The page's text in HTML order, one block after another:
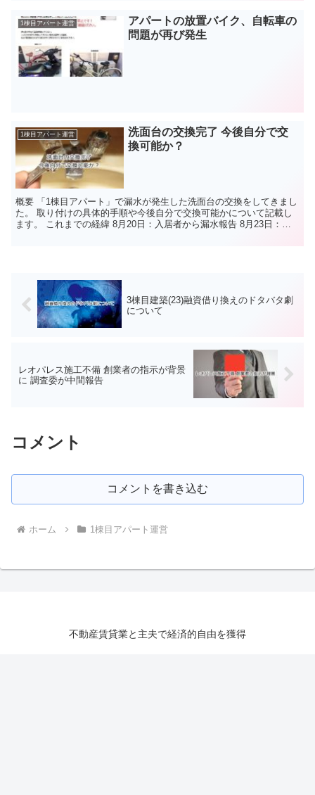
1棟目アパート運営
アパートの放置バイク、自転車の
問題が再び発生
1棟目アパート運営
洗面台の交換完了 今後自分で交
換可能か？
概要 「1棟目アパート」で漏水が発生した洗面台の交換をしてきまし
た。 取り付けの具体的手順や今後自分で交換可能かについて記載し
ます。 これまでの経緯 8月20日：入居者から漏水報告 8月23日：洗
3棟目建築(23)融資借り換えのドタバタ劇
について
レオパレス施工不備 創業者の指示が背景
に 調査委が中間報告
コメント
コメントを書き込む
ホーム 1棟目アパート運営
不動産賃貸業と主夫で経済的自由を獲得